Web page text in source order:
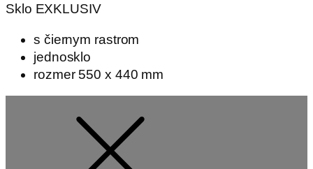
Sklo EXKLUSIV
s čiernym rastrom
jednosklo
rozmer 550 x 440 mm